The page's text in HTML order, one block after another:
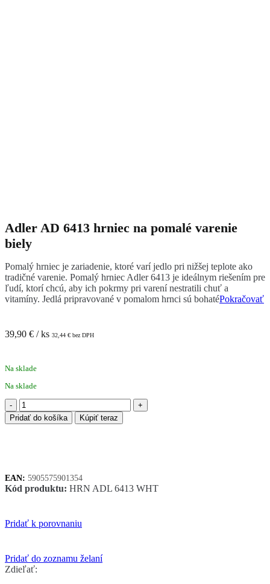
Adler AD 6413 hrniec na pomalé varenie
biely
Pomalý hrniec je zariadenie, ktoré varí jedlo pri nižšej teplote ako
tradičné varenie. Pomalý hrniec Adler 6413 je ideálnym riešením pre
ľudí, ktorí chcú, aby ich pokrmy pri varení nestratili chuť a
vitamíny. Jedlá pripravované v pomalom hrnci sú bohatéPokračovať
39,90 € / ks 32,44 € bez DPH
Na sklade
Na sklade
množstvo
Adler
AD
varenie
biely
Pridať do košíka Kúpiť teraz
EAN: 5905575901354
Kód produktu: HRN ADL 6413 WHT
Pridať k porovnaniu
Pridať do zoznamu želaní
Zdieľať: